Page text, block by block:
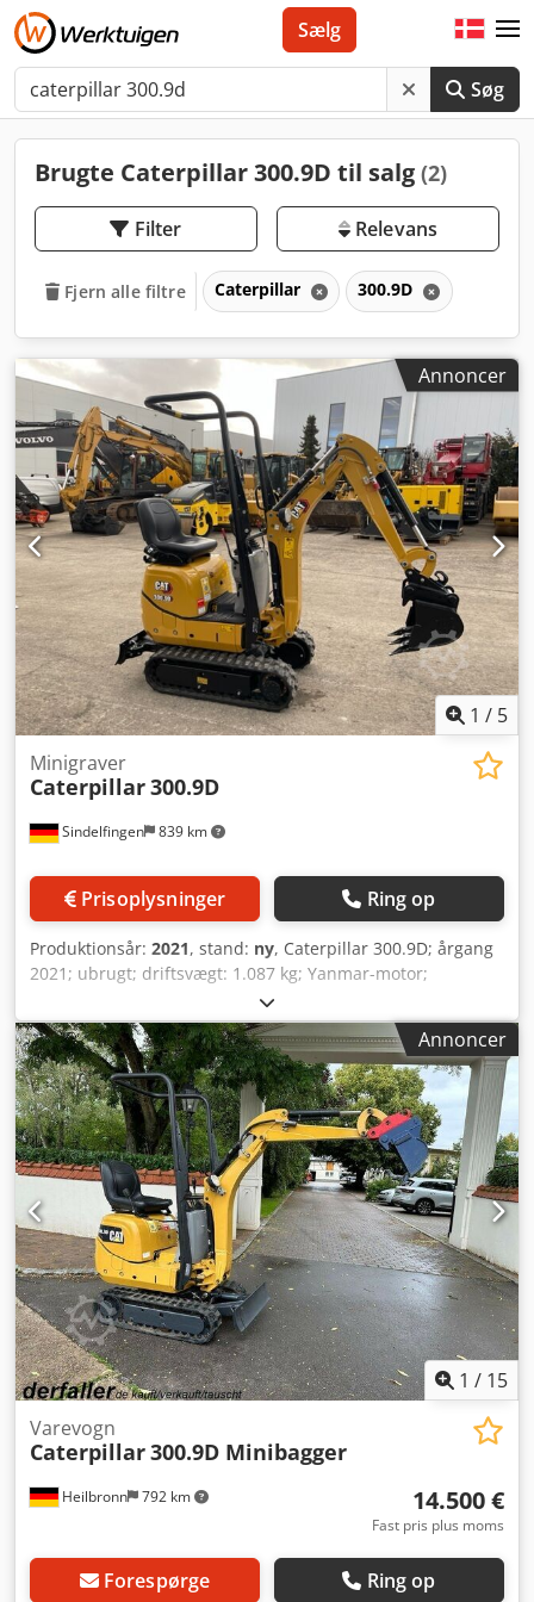
Søg
Sælg
Brugte Caterpillar 300.9D til salg (2)
Filter Relevans
Fjern alle filtre Caterpillar 300.9D
Annoncer
1 / 5
Sindelfingen 839 km
Minigraver
Caterpillar300.9D
Prisoplysninger Ring op
Produktionsår: 2021, stand: ny, Caterpillar 300.9D; årgang
2021; ubrugt; driftsvægt: 1.087 kg; Yanmar-motor;
sammenklappelig sikkerhedsbøjle; ekstra hydraulik;
hurtigskifte MS01; 1 x graveskovl 370 mm (18 L) Dsdpfjhu U
Ipsx Anqsck - KUN TIL UDLEJNING -
Annoncer
1 / 15
Heilbronn 792 km
Varevogn
Caterpillar300.9D Minibagger
14.500 €
Fast pris plus moms
Forespørge Ring op